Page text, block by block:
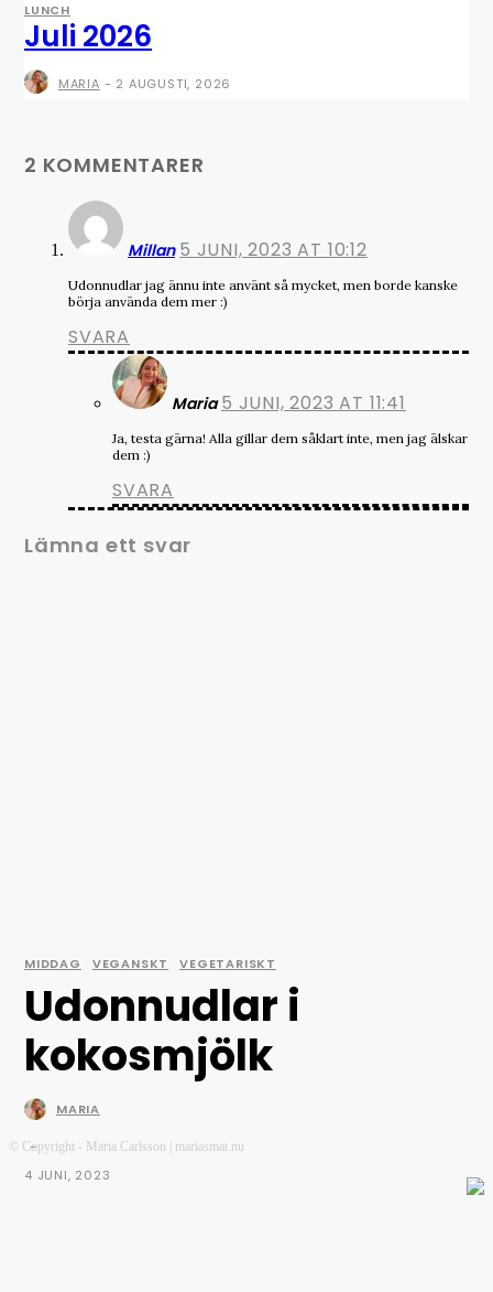
MIDDAG VEGANSKT VEGETARISKT
Udonnudlar i
kokosmjölk
MARIA
-
4 JUNI, 2023
LUNCH
Juli 2026
MARIA - 2 AUGUSTI, 2026
2 KOMMENTARER
Millan 5 JUNI, 2023 AT 10:12
Udonnudlar jag ännu inte använt så mycket, men borde kanske
börja använda dem mer :)
SVARA
Maria 5 JUNI, 2023 AT 11:41
Ja, testa gärna! Alla gillar dem såklart inte, men jag älskar
dem :)
SVARA
Lämna ett svar
© Copyright - Maria Carlsson | mariasmat.nu